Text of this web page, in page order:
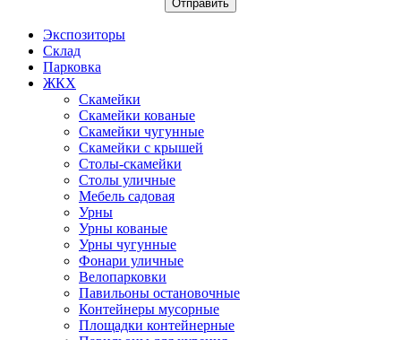
Отправить
Экспозиторы
Склад
Парковка
ЖКХ
Скамейки
Скамейки кованые
Скамейки чугунные
Скамейки с крышей
Столы-скамейки
Столы уличные
Мебель садовая
Урны
Урны кованые
Урны чугунные
Фонари уличные
Велопарковки
Павильоны остановочные
Контейнеры мусорные
Площадки контейнерные